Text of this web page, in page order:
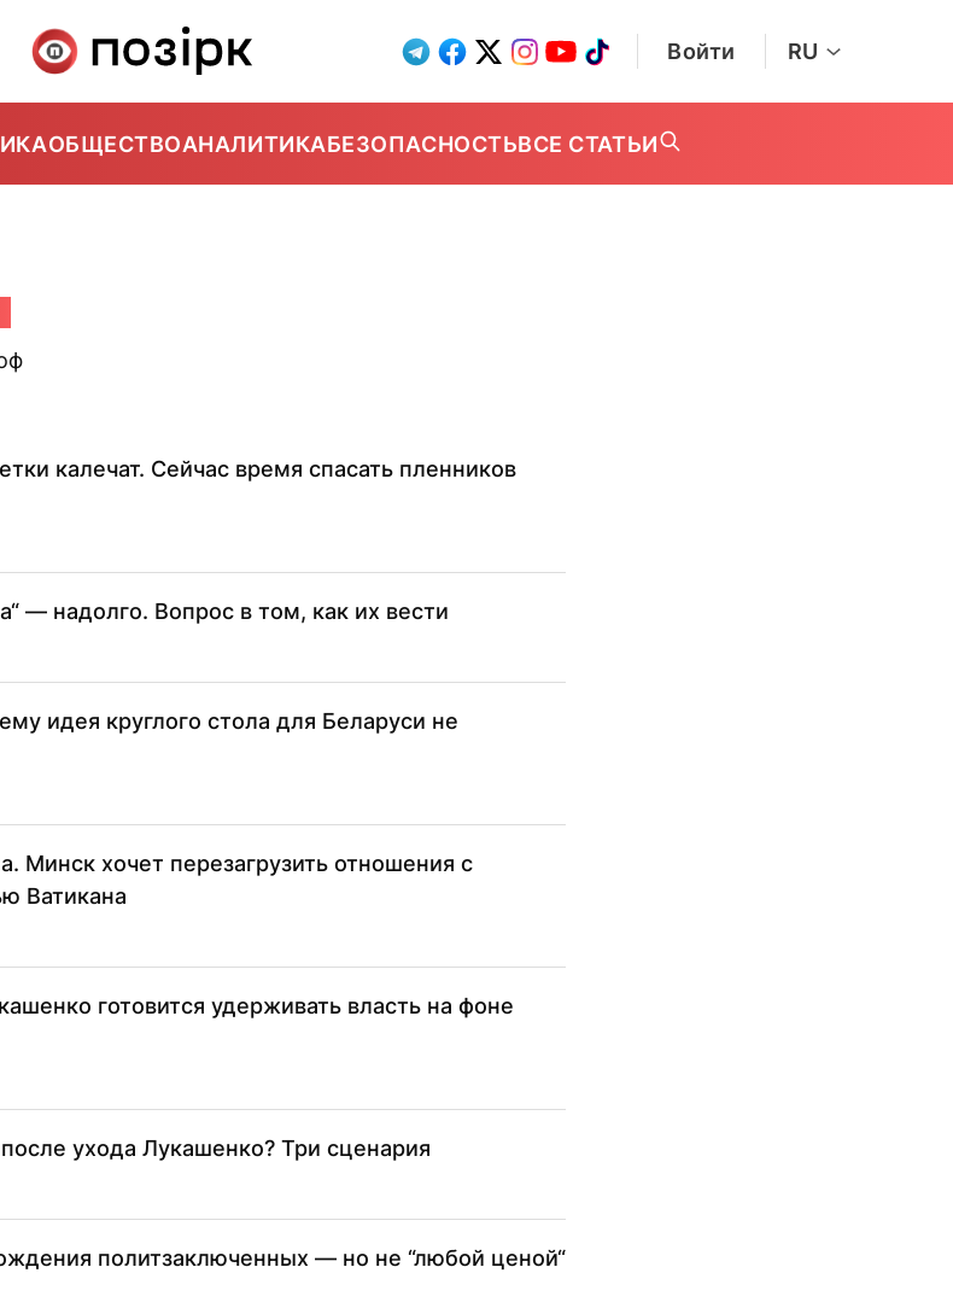
Войти RU
ОБЩЕСТВОАНАЛИТИКАБЕЗОПАСНОСТЬВСЕ СТАТЬИ
калечат. Сейчас время спасать пленников
— надолго. Вопрос в том, как их вести
идея круглого стола для Беларуси не
Минск хочет перезагрузить отношения с
Ватикана
готовится удерживать власть на фоне
ухода Лукашенко? Три сценария
политзаключенных — но не “любой ценой“